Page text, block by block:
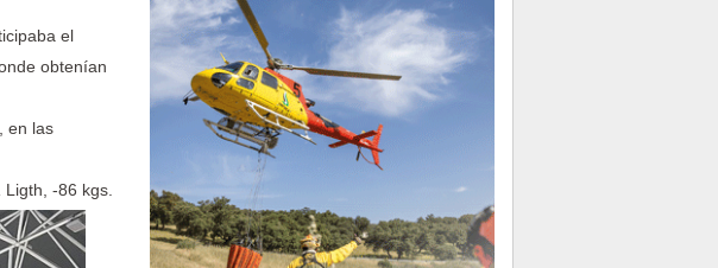
el
obtenían
en las
Ligth, -86 kgs.